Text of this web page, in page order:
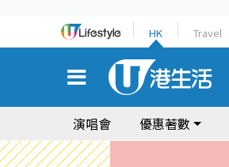
HK Travel
演唱會 優惠著數